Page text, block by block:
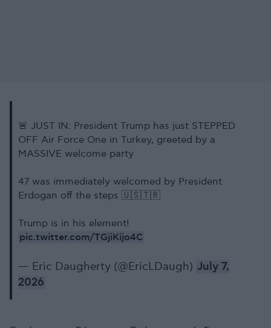
🚨 JUST IN: President Trump has just STEPPED
OFF Air Force One in Turkey, greeted by a
MASSIVE welcome party
47 was immediately welcomed by President
Erdogan off the steps 🇺🇸🇹🇷
Trump is in his element!
pic.twitter.com/TGjiKijo4C
— Eric Daugherty (@EricLDaugh) July 7,
2026